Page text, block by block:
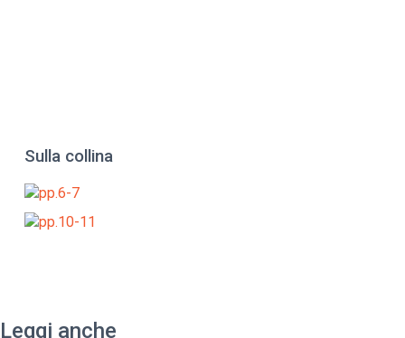
Sulla collina
Leggi anche